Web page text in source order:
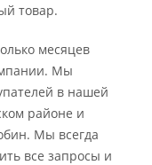
товар.
месяцев
Мы
в нашей
районе и
Мы всегда
все запросы и